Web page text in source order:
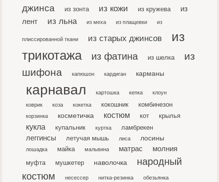
джинса
из зонта из кожи из кружева
из
лент
из льна из меха из плащевки из
плиссированной ткани из старых джинсов
из
трикотажа
из фатина из шелка
из
шифона
капюшон кардиган карманы
карнавал картошка кепка клоун
коврик коза кокетка кокошник комбинезон
корзинка косметичка костюм кот крылья
кукла купальник куртка ламбрекен
леггинсы летучая мышь лиса лосины
лошадка майка мальвина матрас молния
муфта мушкетер наволочка
народный
костюм
несессер нитка-резинка обезьянка